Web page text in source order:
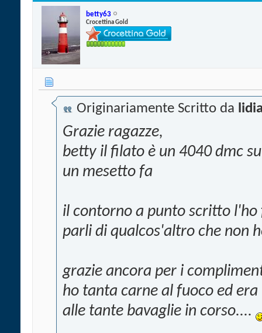
betty63
Crocettina Gold
Originariamente Scritto da
Grazie ragazze,
betty il filato è un 4040 dmc
un mesetto fa
il contorno a punto scritto l'ho
parli di qualcos'altro che non
grazie ancora per i
ho tanta carne al fuoco ed
alle tante bavaglie in corso....